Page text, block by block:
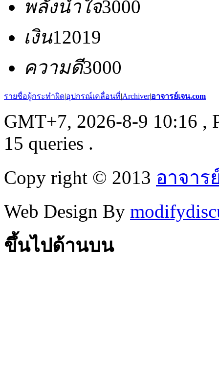
พลังน้ำใจ3000
เงิน12019
ความดี3000
รายชื่อผู้กระทำผิด|อุปกรณ์เคลื่อนที่|Archiver|อาจารย์เจน.com
GMT+7, 2026-8-9 10:16 ,
15 queries .
Copy right © 2013 อาจาร
Web Design By
ขึ้นไปด้านบน